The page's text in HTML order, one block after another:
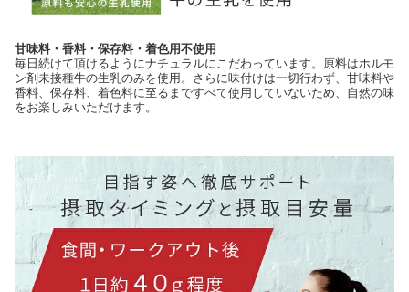
甘味料・香料・保存料・着色用不使用
毎日続けて頂けるようにナチュラルにこだわっています。原料はホルモ
ン剤未接種牛の生乳のみを使用。さらに味付けは一切行わず、甘味料や
香料、保存料、着色料に至るまですべて使用していないため、自然の味
をお楽しみいただけます。